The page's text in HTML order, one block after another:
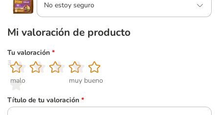
No estoy seguro
Mi valoración de producto
Tu valoración *
1
malo
2
3
4
5
muy bueno
Título de tu valoración *